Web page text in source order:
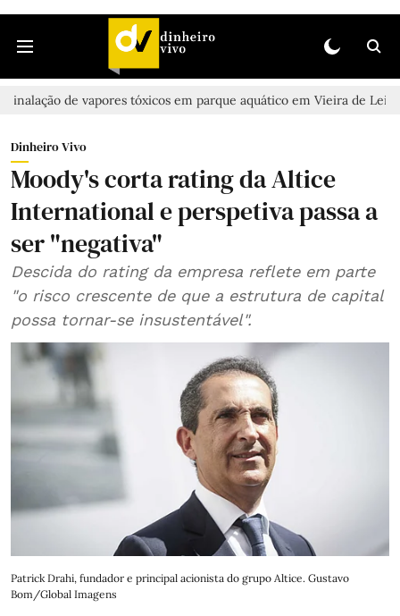
de vapores tóxicos em parque aquático em Vieira de Leiria
Dinheiro Vivo
Moody's corta rating da Altice
International e perspetiva passa a
ser "negativa"
Descida do rating da empresa reflete em parte
"o risco crescente de que a estrutura de capital
possa tornar-se insustentável".
Patrick Drahi, fundador e principal acionista do grupo Altice. Gustavo
Bom/Global Imagens